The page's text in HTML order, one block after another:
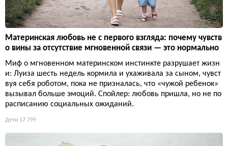
Материнская любовь не с первого взгляда: почему чувств
о вины за отсутствие мгновенной связи — это нормально
Миф о мгновенном материнском инстинкте разрушает жизн
и: Луиза шесть недель кормила и ухаживала за сыном, чувст
вуя себя роботом, пока не призналась, что «чужой ребенок»
вызывал больше эмоций. Спойлер: любовь пришла, но не по
расписанию социальных ожиданий.
Дети 17 799